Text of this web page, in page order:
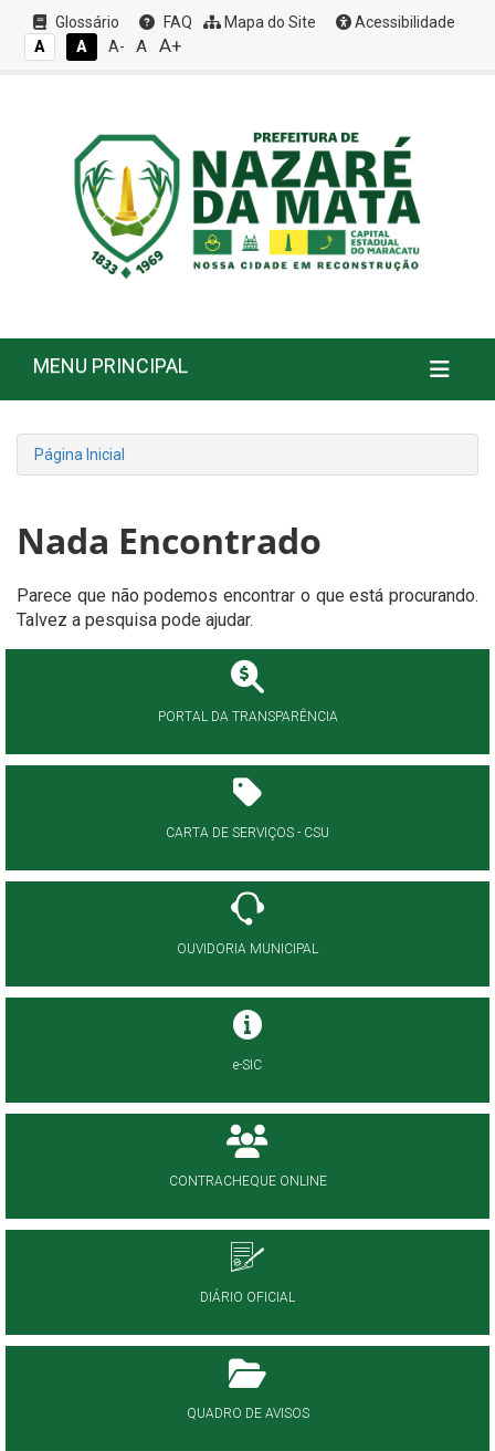
Glossário FAQ Mapa do Site
Acessibilidade
A
A A- A A+
MENU PRINCIPAL
Página Inicial
Nada Encontrado
Parece que não podemos encontrar o que está procurando.
Talvez a pesquisa pode ajudar.
PORTAL DA TRANSPARÊNCIA
CARTA DE SERVIÇOS - CSU
OUVIDORIA MUNICIPAL
e-SIC
CONTRACHEQUE ONLINE
DIÁRIO OFICIAL
QUADRO DE AVISOS